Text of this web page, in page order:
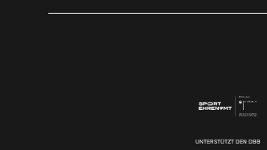
UNTERSTÜTZT DEN DBB